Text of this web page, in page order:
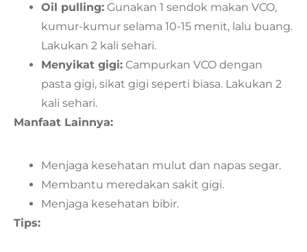
Oil pulling: Gunakan 1 sendok makan VCO,
kumur-kumur selama 10-15 menit, lalu buang.
Lakukan 2 kali sehari.
Menyikat gigi: Campurkan VCO dengan
pasta gigi, sikat gigi seperti biasa. Lakukan 2
kali sehari.
Manfaat Lainnya:
Menjaga kesehatan mulut dan napas segar.
Membantu meredakan sakit gigi.
Menjaga kesehatan bibir.
Tips: